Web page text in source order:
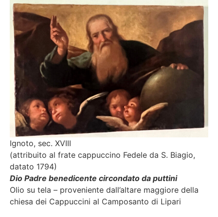
Ignoto, sec. XVIII
(attribuito al frate cappuccino Fedele da S. Biagio,
datato 1794)
Dio Padre benedicente circondato da puttini
Olio su tela – proveniente dall’altare maggiore della
chiesa dei Cappuccini al Camposanto di Lipari